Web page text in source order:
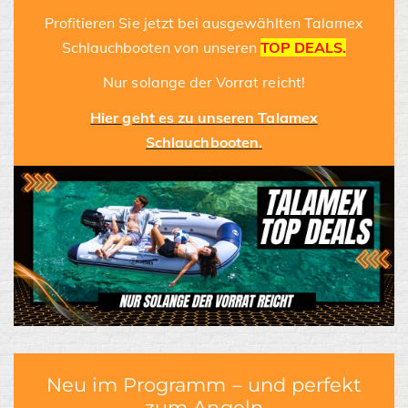
Profitieren Sie jetzt bei ausgewählten Talamex
Schlauchbooten von unseren TOP DEALS.
Nur solange der Vorrat reicht!
Hier geht es zu unseren Talamex
Schlauchbooten.
Neu im Programm – und perfekt